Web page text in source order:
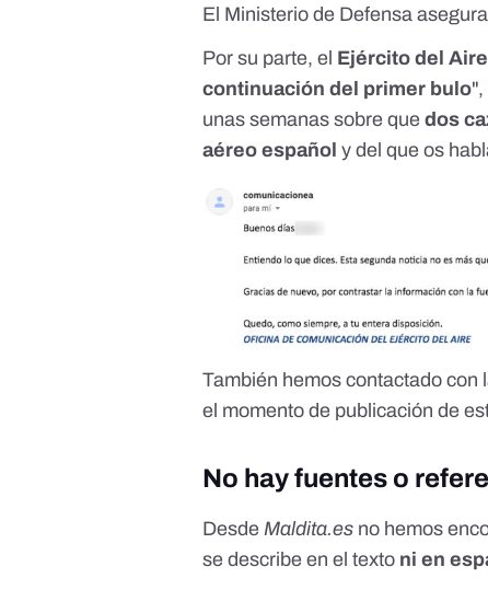
El Ministerio de Defensa
Por su parte, el Ejército del Aire
continuación del primer bulo
unas semanas sobre quedos
aéreo español y del que os
También hemos contactado con
el momento de publicación de
No hay fuentes o
Desde Maldita.es no hemos
se describe en el texto ni en